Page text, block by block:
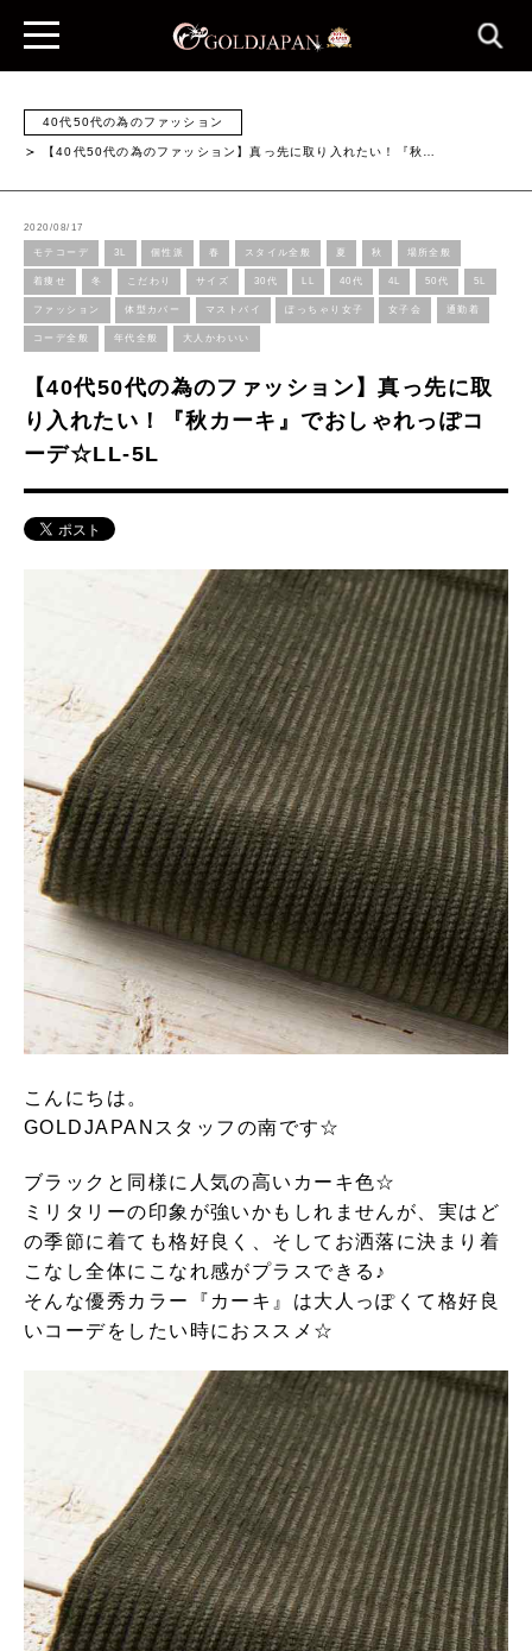
40代50代の為のファッション
【40代50代の為のファッション】真っ先に取り入れたい！『秋…
2020/08/17
モテコーデ 3L 個性派 春 スタイル全般 夏 秋 場所全般
着痩せ 冬 こだわり サイズ 30代 LL 40代 4L 50代 5L
ファッション 体型カバー マストバイ ぽっちゃり女子 女子会 通勤着
コーデ全般 年代全般 大人かわいい
【40代50代の為のファッション】真っ先に取
り入れたい！『秋カーキ』でおしゃれっぽコ
ーデ☆LL-5L
こんにちは。
GOLDJAPANスタッフの南です☆
ブラックと同様に人気の高いカーキ色☆
ミリタリーの印象が強いかもしれませんが、実はど
の季節に着ても格好良く、そしてお洒落に決まり着
こなし全体にこなれ感がプラスできる♪
そんな優秀カラー『カーキ』は大人っぽくて格好良
いコーデをしたい時におススメ☆